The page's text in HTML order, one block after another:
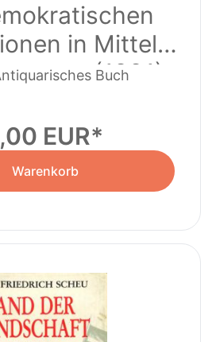
in Mittel-
(1991)
Buch
EUR
Warenkorb